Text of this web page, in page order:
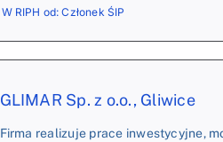
W RIPH od: Członek ŚIP
GLIMAR Sp. z o.o., Gliwice
Firma realizuje prace inwestycyjne,